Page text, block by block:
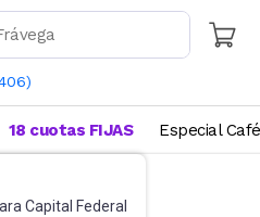
)
Capital Federal
18 cuotas FIJAS Especial Café